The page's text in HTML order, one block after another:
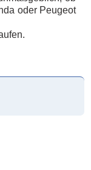
oder Peugeot